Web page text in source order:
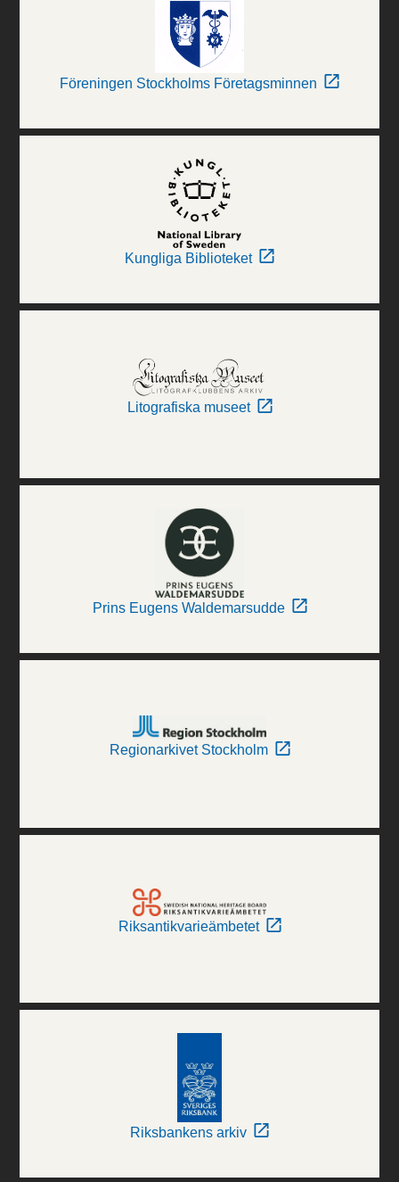
Föreningen Stockholms Företagsminnen
Kungliga Biblioteket
Litografiska museet
Prins Eugens Waldemarsudde
Regionarkivet Stockholm
Riksantikvarieämbetet
Riksbankens arkiv